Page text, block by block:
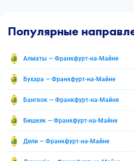
Популярные
Алматы — Франкфурт-на-Майне
Бухара — Франкфурт-на-Майне
Бангкок — Франкфурт-на-Майне
Бишкек — Франкфурт-на-Майне
Дели — Франкфурт-на-Майне